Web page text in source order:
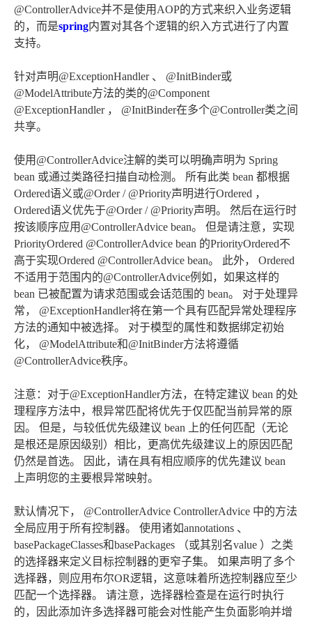
@ControllerAdvice并不是使用AOP的方式来织入业务逻辑
的，而是spring内置对其各个逻辑的织入方式进行了内置
支持。
针对声明@ExceptionHandler 、 @InitBinder或
@ModelAttribute方法的类的@Component
@ExceptionHandler ， @InitBinder在多个@Controller类之间
共享。
使用@ControllerAdvice注解的类可以明确声明为 Spring
bean 或通过类路径扫描自动检测。 所有此类 bean 都根据
Ordered语义或@Order / @Priority声明进行Ordered ，
Ordered语义优先于@Order / @Priority声明。 然后在运行时
按该顺序应用@ControllerAdvice bean。 但是请注意，实现
PriorityOrdered @ControllerAdvice bean 的PriorityOrdered不
高于实现Ordered @ControllerAdvice bean。 此外， Ordered
不适用于范围内的@ControllerAdvice例如，如果这样的
bean 已被配置为请求范围或会话范围的 bean。 对于处理异
常， @ExceptionHandler将在第一个具有匹配异常处理程序
方法的通知中被选择。 对于模型的属性和数据绑定初始
化， @ModelAttribute和@InitBinder方法将遵循
@ControllerAdvice秩序。
注意：对于@ExceptionHandler方法，在特定建议 bean 的处
理程序方法中，根异常匹配将优先于仅匹配当前异常的原
因。 但是，与较低优先级建议 bean 上的任何匹配（无论
是根还是原因级别）相比，更高优先级建议上的原因匹配
仍然是首选。 因此，请在具有相应顺序的优先建议 bean
上声明您的主要根异常映射。
默认情况下， @ControllerAdvice ControllerAdvice 中的方法
全局应用于所有控制器。 使用诸如annotations 、
basePackageClasses和basePackages （或其别名value ）之类
的选择器来定义目标控制器的更窄子集。 如果声明了多个
选择器，则应用布尔OR逻辑，这意味着所选控制器应至少
匹配一个选择器。 请注意，选择器检查是在运行时执行
的，因此添加许多选择器可能会对性能产生负面影响并增